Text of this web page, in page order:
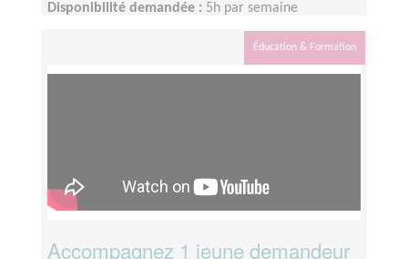
Disponibilité demandée : 5h par semaine
Éducation & Formation
Accompagnez 1 jeune demandeur